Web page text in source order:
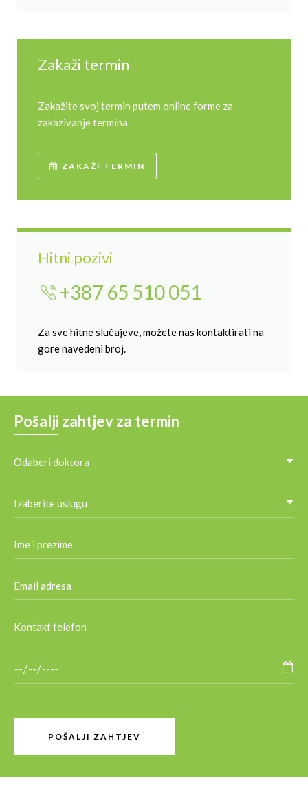
Zakaži termin
Zakažite svoj termin putem online forme za
zakazivanje termina.
ZAKAŽI TERMIN
Hitni pozivi
+387 65 510 051
Za sve hitne slučajeve, možete nas kontaktirati na
gore navedeni broj.
Pošalji zahtjev za termin